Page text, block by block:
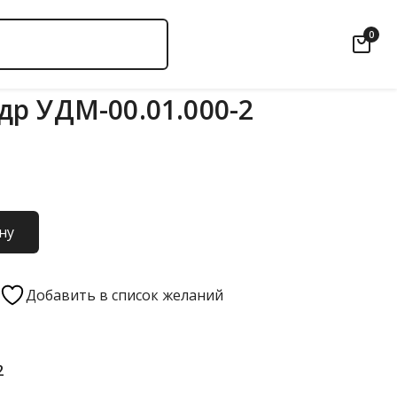
0
УДМ-00.01.000-2
Добавить в список желаний